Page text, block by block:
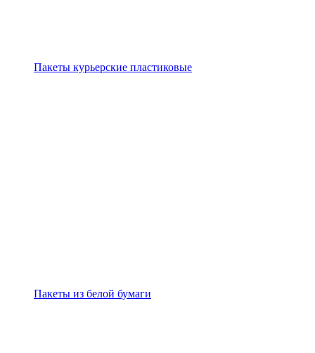
Пакеты курьерские пластиковые
Пакеты из белой бумаги